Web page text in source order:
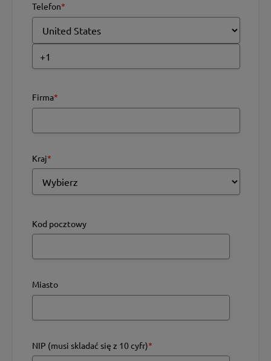
Telefon*
Firma*
Kraj*
Kod pocztowy
Miasto
NIP (musi skladać się z 10 cyfr)*